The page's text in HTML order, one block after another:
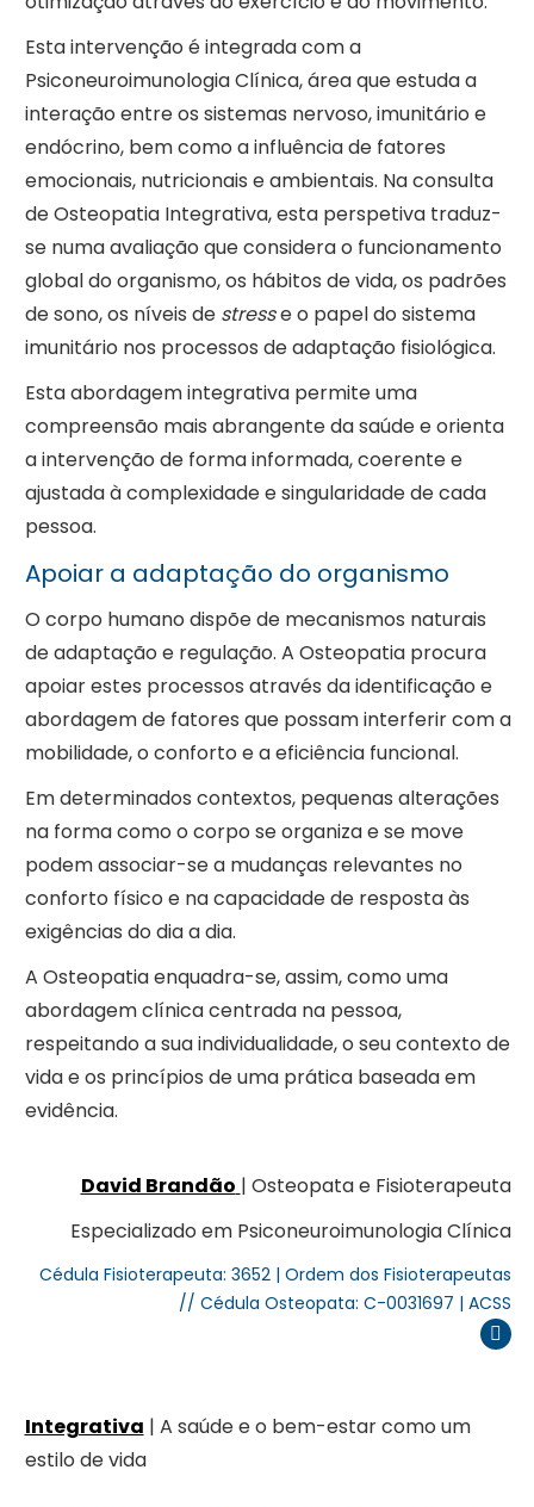
Esta intervenção é integrada com a
Psiconeuroimunologia Clínica, área que estuda a
interação entre os sistemas nervoso, imunitário e
endócrino, bem como a influência de fatores
emocionais, nutricionais e ambientais. Na consulta
de Osteopatia Integrativa, esta perspetiva traduz-
se numa avaliação que considera o funcionamento
global do organismo, os hábitos de vida, os padrões
de sono, os níveis de stresse o papel do sistema
imunitário nos processos de adaptação fisiológica.
Esta abordagem integrativa permite uma
compreensão mais abrangente da saúde e orienta
a intervenção de forma informada, coerente e
ajustada à complexidade e singularidade de cada
pessoa.
Apoiar a adaptação do organismo
O corpo humano dispõe de mecanismos naturais
de adaptação e regulação. A Osteopatia procura
apoiar estes processos através da identificação e
abordagem de fatores que possam interferir com a
mobilidade, o conforto e a eficiência funcional.
Em determinados contextos, pequenas alterações
na forma como o corpo se organiza e se move
podem associar-se a mudanças relevantes no
conforto físico e na capacidade de resposta às
exigências do dia a dia.
A Osteopatia enquadra-se, assim, como uma
abordagem clínica centrada na pessoa,
respeitando a sua individualidade, o seu contexto de
vida e os princípios de uma prática baseada em
evidência.
David Brandão | Osteopata e Fisioterapeuta
Especializado em Psiconeuroimunologia Clínica
Cédula Fisioterapeuta: 3652 | Ordem dos Fisioterapeutas
// Cédula Osteopata: C-0031697 | ACSS
Integrativa | A saúde e o bem-estar como um
estilo de vida